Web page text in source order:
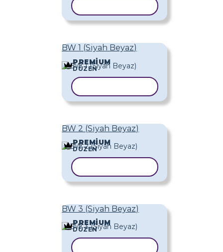
BW 1 (Siyah Beyaz)
PREMIUM
DÜZEN
BW 2 (Siyah Beyaz)
PREMIUM
DÜZEN
BW 3 (Siyah Beyaz)
PREMIUM
DÜZEN